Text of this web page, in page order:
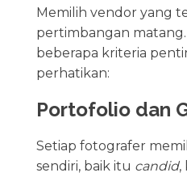
Memilih vendor yang
pertimbangan
beberapa kriteria
perhatikan:
Portofolio dan
Setiap fotografer
sendiri, baik itu candid,